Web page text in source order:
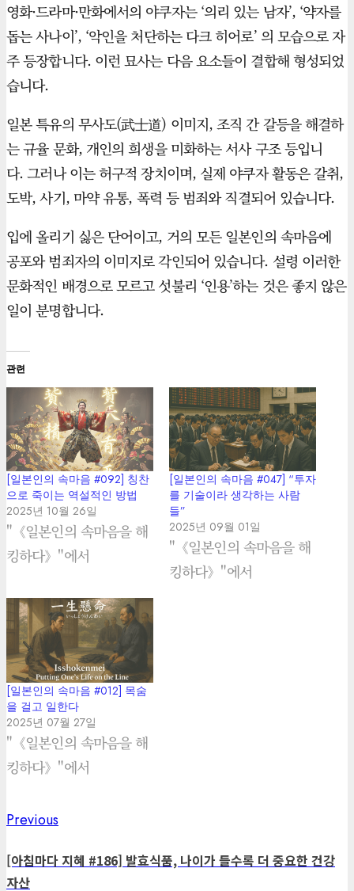
영화·드라마·만화에서의 야쿠자는 ‘의리 있는 남자’, ‘약자를
돕는 사나이’, ‘악인을 처단하는 다크 히어로’ 의 모습으로 자
주 등장합니다. 이런 묘사는 다음 요소들이 결합해 형성되었
습니다.
일본 특유의 무사도(武士道) 이미지, 조직 간 갈등을 해결하
는 규율 문화, 개인의 희생을 미화하는 서사 구조 등입니
다. 그러나 이는 허구적 장치이며, 실제 야쿠자 활동은 갈취,
도박, 사기, 마약 유통, 폭력 등 범죄와 직결되어 있습니다.
입에 올리기 싫은 단어이고, 거의 모든 일본인의 속마음에
공포와 범죄자의 이미지로 각인되어 있습니다. 설령 이러한
문화적인 배경으로 모르고 섯불리 ‘인용’하는 것은 좋지 않은
일이 분명합니다.
관련
[일본인의 속마음 #092] 칭찬
으로 죽이는 역설적인 방법
2025년 10월 26일
"《일본인의 속마음을 해
킹하다》"에서
[일본인의 속마음 #047] “투자
를 기술이라 생각하는 사람
들”
2025년 09월 01일
"《일본인의 속마음을 해
킹하다》"에서
[일본인의 속마음 #012] 목숨
을 걸고 일한다
2025년 07월 27일
"《일본인의 속마음을 해
킹하다》"에서
Post
navigation
Previous
[아침마다 지혜 #186] 발효식품, 나이가 들수록 더 중요한 건강
자산